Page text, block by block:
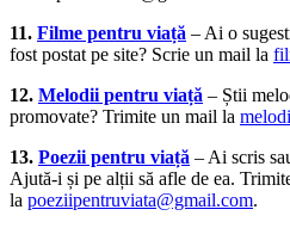
11. Filme pentru viață – Ai o
fost postat pe site? Scrie un mail la
12. Melodii pentru viață – Știi
promovate? Trimite un mail la
13. Poezii pentru viață – Ai scris
Ajută-i și pe alții să afle de ea.
la poeziipentruviata@gmail.com.